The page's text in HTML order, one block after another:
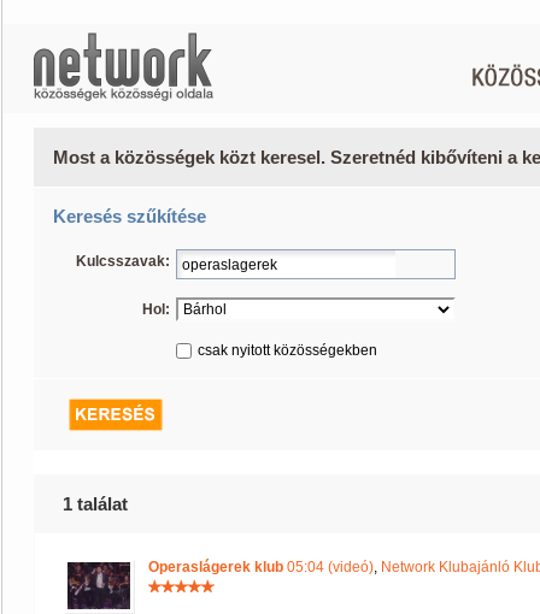
Most a közösségek közt keresel. Szeretnéd kibővíteni a
Keresés szűkítése
Kulcsszavak:
Hol:
csak nyitott közösségekben
1 találat
Operaslágerek klub 05:04 (videó), Network Klubajánló